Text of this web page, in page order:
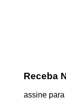
Receba
assine